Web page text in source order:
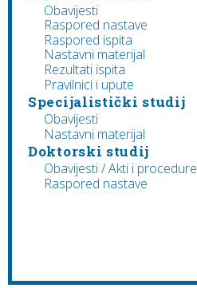
Obavijesti
Raspored nastave
Raspored ispita
Nastavni materijal
Rezultati ispita
Pravilnici i upute
Specijalistički studij
Obavijesti
Nastavni materijal
Doktorski studij
Obavijesti / Akti i procedure
Raspored nastave